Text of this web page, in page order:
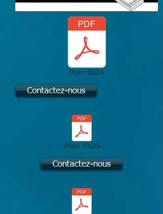
Plan 9x24
Contactez-nous
Plan 11x25
Contactez-nous